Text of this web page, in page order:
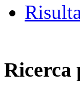
Ricerca